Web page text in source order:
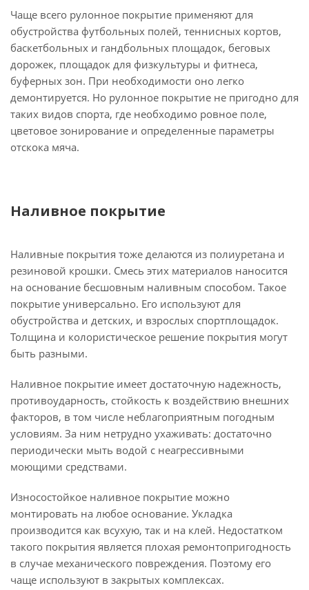
Чаще всего рулонное покрытие применяют для
обустройства футбольных полей, теннисных кортов,
баскетбольных и гандбольных площадок, беговых
дорожек, площадок для физкультуры и фитнеса,
буферных зон. При необходимости оно легко
демонтируется. Но рулонное покрытие не пригодно для
таких видов спорта, где необходимо ровное поле,
цветовое зонирование и определенные параметры
отскока мяча.
Наливное покрытие
Наливные покрытия тоже делаются из полиуретана и
резиновой крошки. Смесь этих материалов наносится
на основание бесшовным наливным способом. Такое
покрытие универсально. Его используют для
обустройства и детских, и взрослых спортплощадок.
Толщина и колористическое решение покрытия могут
быть разными.
Наливное покрытие имеет достаточную надежность,
противоударность, стойкость к воздействию внешних
факторов, в том числе неблагоприятным погодным
условиям. За ним нетрудно ухаживать: достаточно
периодически мыть водой с неагрессивными
моющими средствами.
Износостойкое наливное покрытие можно
монтировать на любое основание. Укладка
производится как всухую, так и на клей. Недостатком
такого покрытия является плохая ремонтопригодность
в случае механического повреждения. Поэтому его
чаще используют в закрытых комплексах.